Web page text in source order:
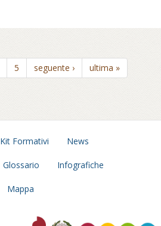
5 seguente › ultima »
Kit Formativi News
Glossario Infografiche
Mappa